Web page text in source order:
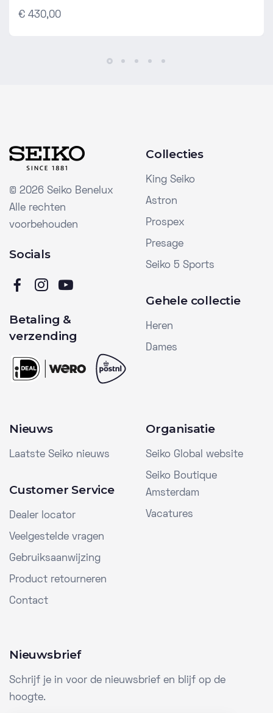
€ 430,00
© 2026 Seiko Benelux
Alle rechten
voorbehouden
Socials
Betaling &
verzending
Collecties
King Seiko
Astron
Prospex
Presage
Seiko 5 Sports
Gehele collectie
Heren
Dames
Nieuws
Laatste Seiko nieuws
Customer Service
Dealer locator
Veelgestelde vragen
Gebruiksaanwijzing
Product retourneren
Contact
Organisatie
Seiko Global website
Seiko Boutique
Amsterdam
Vacatures
Nieuwsbrief
Schrijf je in voor de nieuwsbrief en blijf op de
hoogte.